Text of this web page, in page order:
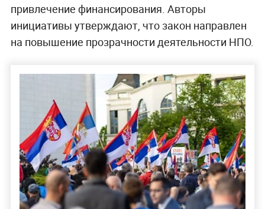
привлечение финансирования. Авторы
инициативы утверждают, что закон направлен
на повышение прозрачности деятельности НПО.